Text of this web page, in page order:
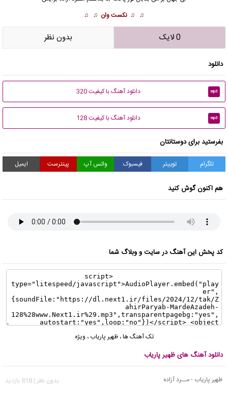
♫ ♫ نکست وان ♫ ♫
0 لایک بدون نظر
دانلود
mp3 دانلود آهنگ با کیفیت 320
mp3 دانلود آهنگ با کیفیت 128
بفرستید برای دوستانتان
تلگرام توییتر فیسبوک واتس آپ پینترست ایمیل
هم اکنون گوش کنید
کد پخش این آهنگ در سایت و وبلاگ شما
تک آهنگ ها،ظهیر پاریاب ، ویژه
دانلود آهنگ های ظهیر پاریاب
ظهیر پاریاب - مــرد آزاده بدون نظر | 818 بازدید